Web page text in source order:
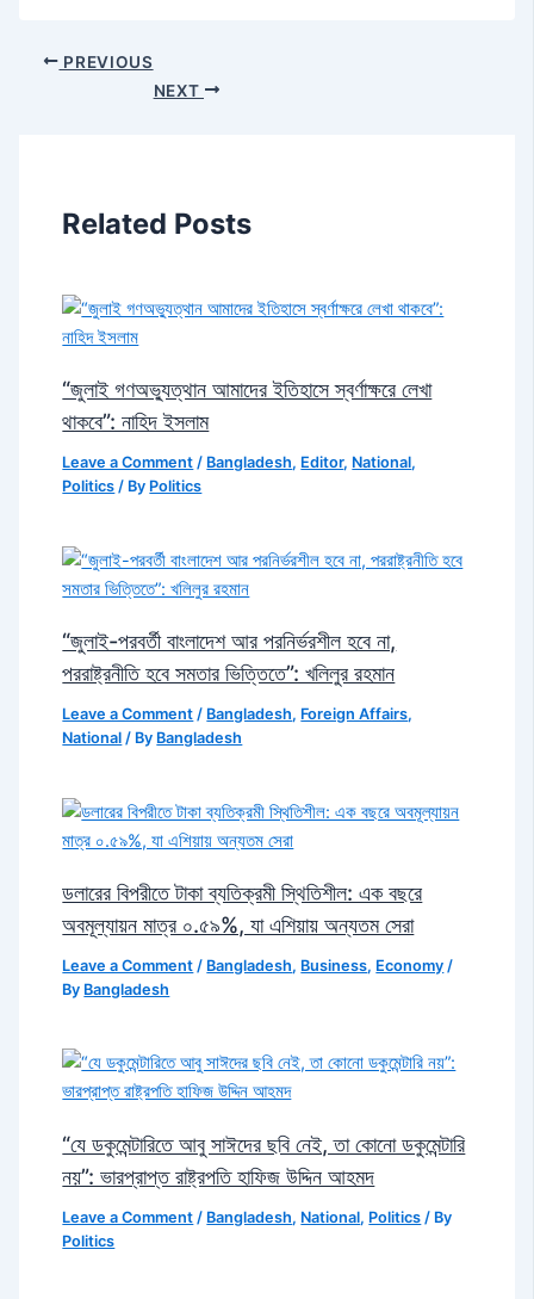
PREVIOUS
NEXT
Related Posts
“জুলাই গণঅভ্যুত্থান আমাদের ইতিহাসে স্বর্ণাক্ষরে লেখা
থাকবে”: নাহিদ ইসলাম
Leave a Comment / Bangladesh, Editor, National,
Politics / By Politics
“জুলাই-পরবর্তী বাংলাদেশ আর পরনির্ভরশীল হবে না,
পররাষ্ট্রনীতি হবে সমতার ভিত্তিতে”: খলিলুর রহমান
Leave a Comment / Bangladesh, Foreign Affairs,
National / By Bangladesh
ডলারের বিপরীতে টাকা ব্যতিক্রমী স্থিতিশীল: এক বছরে
অবমূল্যায়ন মাত্র ০.৫৯%, যা এশিয়ায় অন্যতম সেরা
Leave a Comment / Bangladesh, Business, Economy /
By Bangladesh
“যে ডকুমেন্টারিতে আবু সাঈদের ছবি নেই, তা কোনো ডকুমেন্টারি
নয়”: ভারপ্রাপ্ত রাষ্ট্রপতি হাফিজ উদ্দিন আহমদ
Leave a Comment / Bangladesh, National, Politics / By
Politics